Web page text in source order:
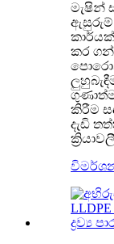
මැෂින්
ඇසුරුම්
කර
කිරීම
දැඩි